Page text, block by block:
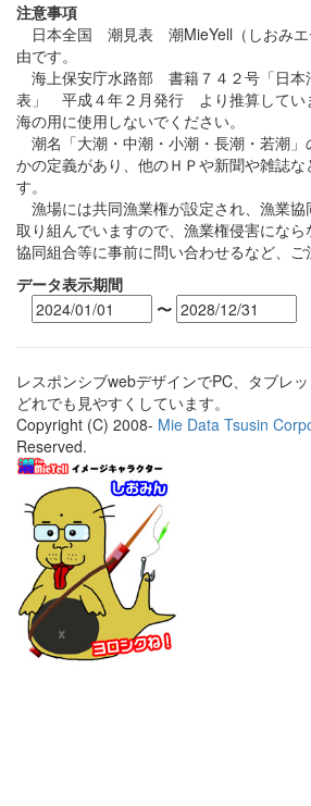
注意事項
日本全国 潮見表 潮MieYell（しおみエ
由です。
海上保安庁水路部 書籍７４２号「日
表」 平成４年２月発行 より推算してい
海の用に使用しないでください。
潮名「大潮・中潮・小潮・長潮・若潮
かの定義があり、他のＨＰや新聞や雑誌な
す。
漁場には共同漁業権が設定され、漁業協
取り組んでいますので、漁業権侵害にな
協同組合等に事前に問い合わせるなど、ご
データ表示期間
〜
レスポンシブwebデザインでPC、タブレ
どれでも見やすくしています。
Copyright (C) 2008- Mie Data Tsusin
Reserved.